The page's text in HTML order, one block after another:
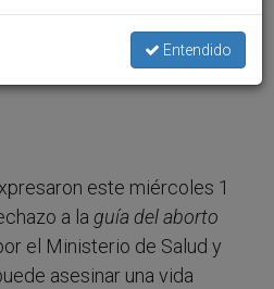
JUSTICIA Y PAZ
a
este miércoles 1
a la guía del aborto
el Ministerio de Salud y
asesinar una vida
Entendido